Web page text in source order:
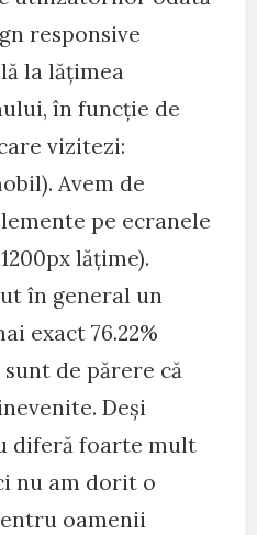
responsive
la lățimea
în funcție de
vizitezi:
Avem de
pe ecranele
lățime).
în general un
exact 76.22%
de părere că
Deși
diferă foarte mult
nu am dorit o
oamenii